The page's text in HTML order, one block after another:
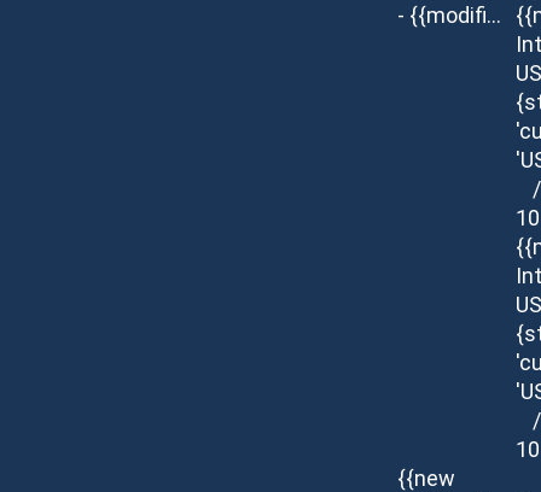
- {{modifier.description}}
/
/
{{new